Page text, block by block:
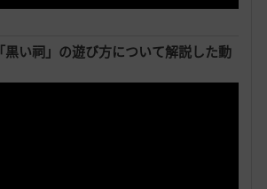
「黒い祠」の遊び方について解説した動